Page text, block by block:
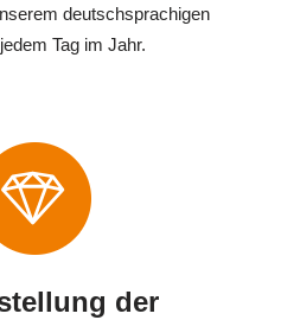
deutschsprachigen
Tag im Jahr.
der